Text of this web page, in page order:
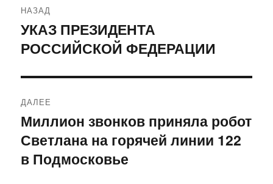
по
записям
НАЗАД
Предыдущая
запись:
УКАЗ ПРЕЗИДЕНТА
РОССИЙСКОЙ ФЕДЕРАЦИИ
ДАЛЕЕ
Следующая
запись:
Миллион звонков приняла робот
Светлана на горячей линии 122
в Подмосковье